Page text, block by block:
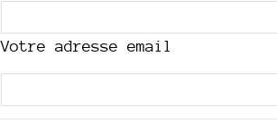
Votre adresse email